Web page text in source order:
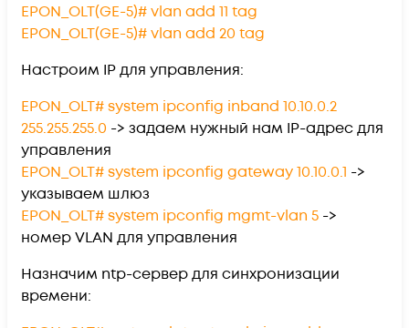
EPON_OLT(GE-5)# vlan add 11 tag
EPON_OLT(GE-5)# vlan add 20 tag
Настроим IP для управления:
EPON_OLT# system ipconfig inband 10.10.0.2
255.255.255.0 -> задаем нужный нам IP-адрес для
управления
EPON_OLT# system ipconfig gateway 10.10.0.1 ->
указываем шлюз
EPON_OLT# system ipconfig mgmt-vlan 5 ->
номер VLAN для управления
Назначим ntp-сервер для синхронизации
времени: